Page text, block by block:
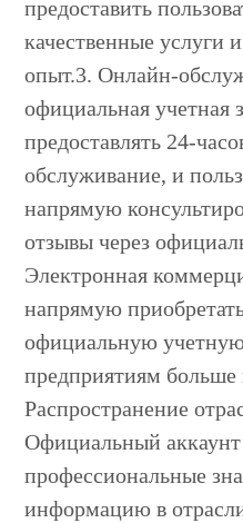
предоставить
качественные услуги
опыт.3. Онлайн-
официальная учетная
предоставлять 24-
обслуживание, и
напрямую
отзывы через
Электронная
напрямую
официальную
предприятиям больше
Распространение
Официальный
профессиональные
информацию в